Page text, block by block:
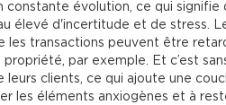
constante évolution, ce qui signifie
élevé d'incertitude et de stress.
les transactions peuvent être
par exemple. Et c’est
clients, ce qui ajoute une
les éléments anxiogènes et à